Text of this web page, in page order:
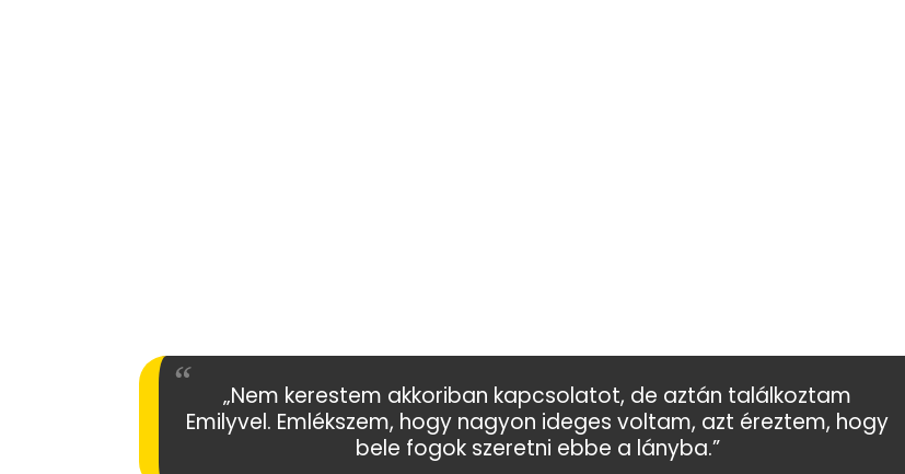
„Nem kerestem akkoriban kapcsolatot, de aztán találkoztam
Emilyvel. Emlékszem, hogy nagyon ideges voltam, azt éreztem, hogy
bele fogok szeretni ebbe a lányba.”